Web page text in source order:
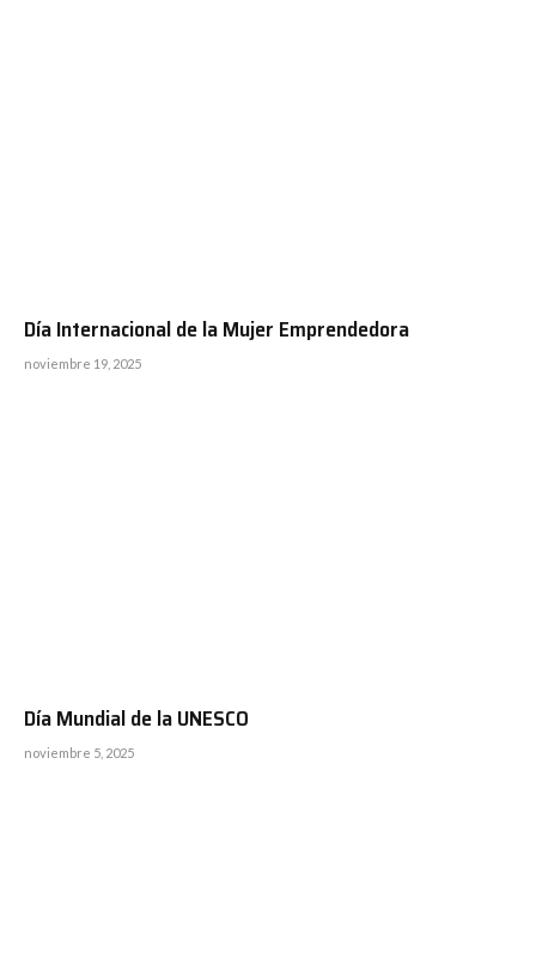
Día Internacional de la Mujer Emprendedora
noviembre 19, 2025
Día Mundial de la UNESCO
noviembre 5, 2025